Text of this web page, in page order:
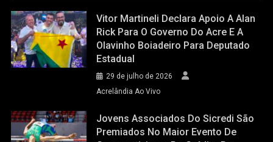
Vitor Martineli Declara Apoio A Alan
Rick Para O Governo Do Acre E A
Olavinho Boiadeiro Para Deputado
Estadual
29 de julho de 2026
Acrelândia Ao Vivo
Jovens Associados Do Sicredi São
Premiados No Maior Evento De